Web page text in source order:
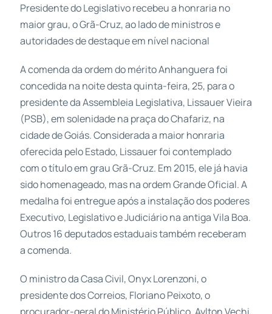
Presidente do Legislativo recebeu a honraria no
maior grau, o Grã-Cruz, ao lado de ministros e
autoridades de destaque em nível nacional
A comenda da ordem do mérito Anhanguera foi
concedida na noite desta quinta-feira, 25, para o
presidente da Assembleia Legislativa, Lissauer Vieira
(PSB), em solenidade na praça do Chafariz, na
cidade de Goiás. Considerada a maior honraria
oferecida pelo Estado, Lissauer foi contemplado
com o título em grau Grã-Cruz. Em 2015, ele já havia
sido homenageado, mas na ordem Grande Oficial. A
medalha foi entregue após a instalação dos poderes
Executivo, Legislativo e Judiciário na antiga Vila Boa.
Outros 16 deputados estaduais também receberam
a comenda.
O ministro da Casa Civil, Onyx Lorenzoni, o
presidente dos Correios, Floriano Peixoto, o